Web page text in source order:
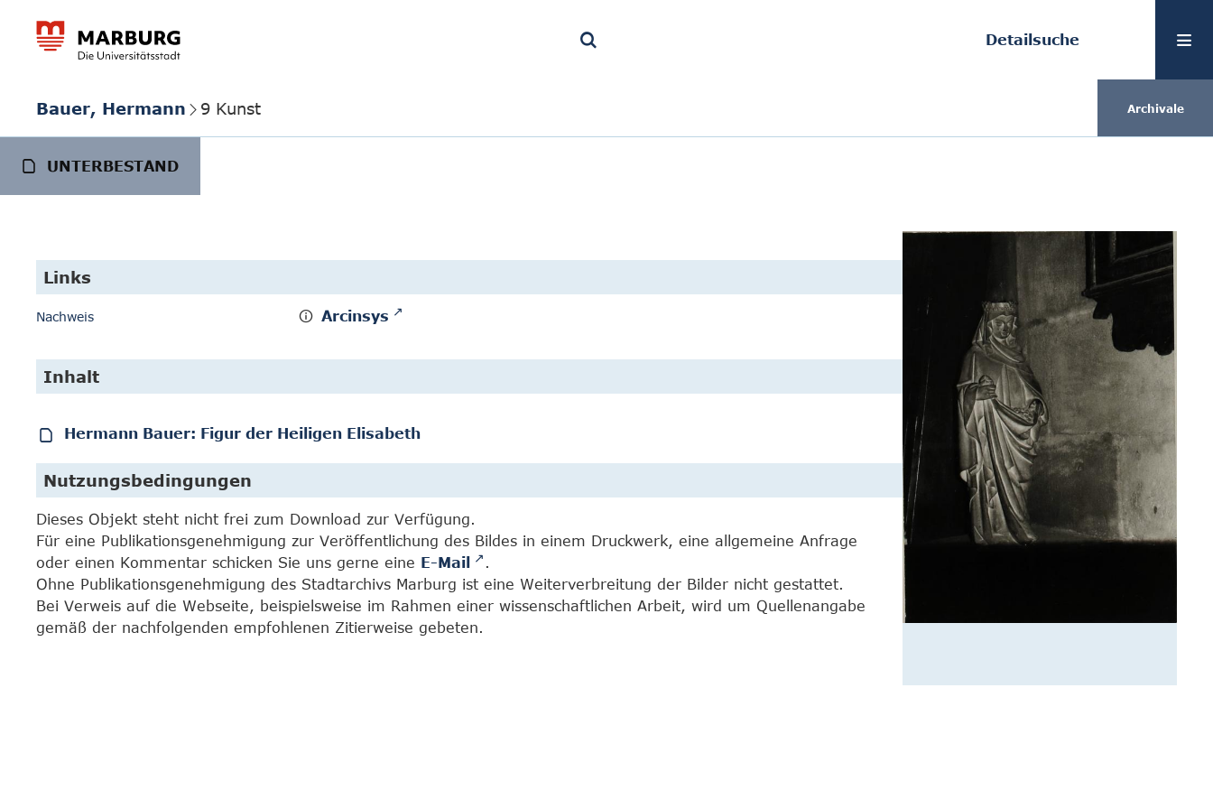
Detailsuche
Bauer, Hermann 9 Kunst Archivale
UNTERBESTAND
Links
Nachweis Arcinsys
Inhalt
Hermann Bauer: Figur der Heiligen Elisabeth
Nutzungsbedingungen
Dieses Objekt steht nicht frei zum Download zur Verfügung.
Für eine Publikationsgenehmigung zur Veröffentlichung des Bildes in einem Druckwerk, eine allgemeine Anfrage
oder einen Kommentar schicken Sie uns gerne eine E-Mail
.
Ohne Publikationsgenehmigung des Stadtarchivs Marburg ist eine Weiterverbreitung der Bilder nicht gestattet.
Bei Verweis auf die Webseite, beispielsweise im Rahmen einer wissenschaftlichen Arbeit, wird um Quellenangabe
gemäß der nachfolgenden empfohlenen Zitierweise gebeten.